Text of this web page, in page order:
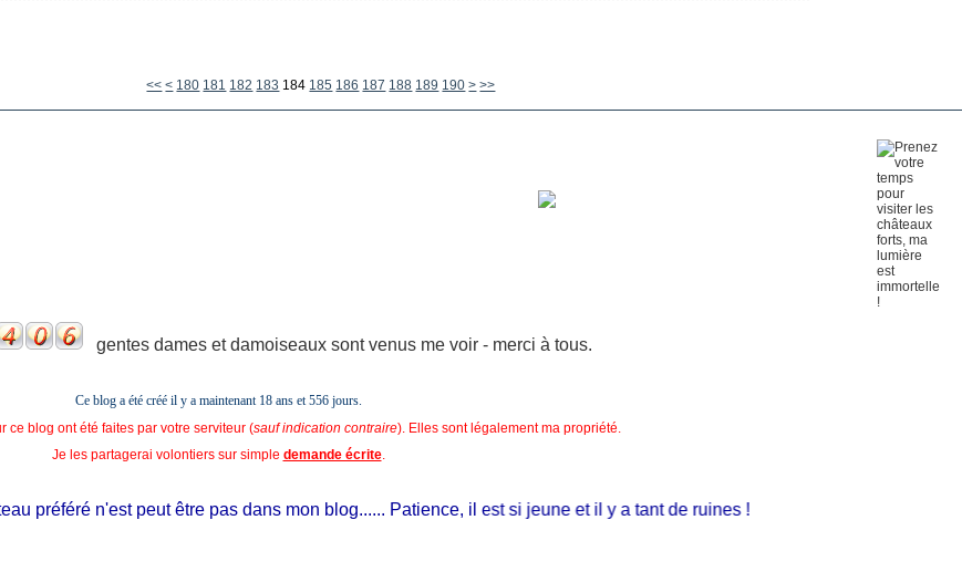
<< < 100
110
120
130
140
150
160
170
180 181 182 183 184 185 186 187 188 189 190 200
300
400
500
600
700
800
900
1000
> >>
gentes dames et damoiseaux sont venus me voir - merci à tous.
Ce blog a été créé il y a maintenant 18 ans et556 jours.
ce blog ont été faites par votre serviteur (sauf indication contraire). Elles sont légalement ma propriété.
Je les partagerai volontiers sur simple demande écrite.
préféré n'est peut être pas dans mon blog...... Patience, il est si jeune et il y a tant de ruines !